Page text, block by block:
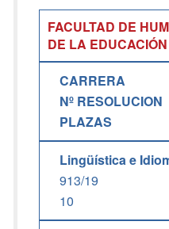
FACULTAD DE
DE LA EDUCACIÓN
CARRERA
Nº RESOLUCION
PLAZAS
Lingüística e
913/19
10